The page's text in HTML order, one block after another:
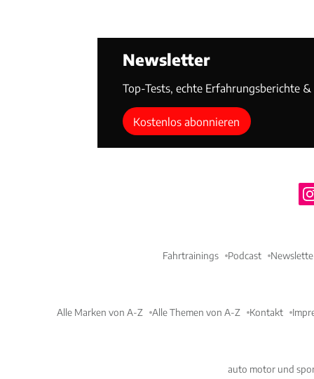
Newsletter
Top-Tests, echte Erfahrungsberichte
Kostenlos abonnieren
Fahrtrainings Podcast
Alle Marken von A-Z Alle Themen von A-Z Kontakt
auto motor und